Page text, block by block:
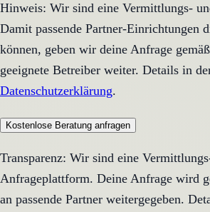
Hinweis: Wir sind eine Vermittlungs-
Damit passende Partner-Einrichtungen
können, geben wir deine Anfrage
geeignete Betreiber weiter. Details in
Datenschutzerklärung.
Kostenlose Beratung anfragen
Transparenz: Wir sind eine
Anfrageplattform. Deine Anfrage wird
an passende Partner weitergegeben.